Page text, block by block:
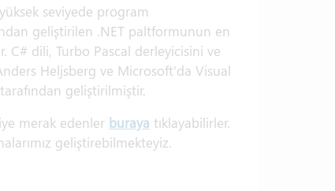
seviyede program
geliştirilen .NET paltformunun en
dili, Turbo Pascal derleyicisini ve
Heljsberg ve Microsoft'da Visual
geliştirilmiştir.
merak edenler buraya tıklayabilirler.
geliştirebilmekteyiz.